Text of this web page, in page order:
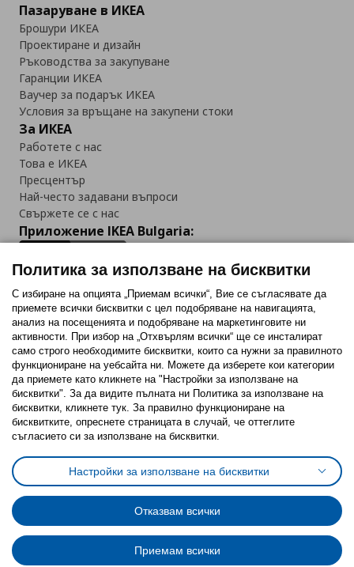
Пазаруване в ИКЕА
Брошури ИКЕА
Проектиране и дизайн
Ръководства за закупуване
Гаранции ИКЕА
Ваучер за подарък ИКЕА
Условия за връщане на закупени стоки
За ИКЕА
Работете с нас
Това е ИКЕА
Пресцентър
Най-често задавани въпроси
Свържете се с нас
Приложение IKEA Bulgaria:
Последвайте ни:
FacebookTwitterYoutubePinterestInstagram
Политика за използване на бисквитки (Cookies)
Избор на настройки за използване на бисквитки
Условия за ползване на ikea.bgОбща политика за личните данни
Политика за защита на личните данни на ikea.bg
Общи условия на програма IKEA Family
Политика за защита на лични данни на програма IKEA Family
Политика за използване на бисквитки
С избиране на опцията „Приемам всички“, Вие се съгласявате да
приемете всички бисквитки с цел подобряване на навигацията,
анализ на посещенията и подобряване на маркетинговите ни
активности. При избор на „Отхвърлям всички“ ще се инсталират
само строго необходимитe бисквитки, които са нужни за правилното
функциониране на уебсайта ни. Можете да изберете кои категории
да приемете като кликнете на "Настройки за използване на
бисквитки". За да видите пълната ни Политика за използване на
бисквитки, кликнете тук. За правилно функциониране на
бисквитките, опреснете страницата в случай, че оттеглите
съгласието си за използване на бисквитки.
Настройки за използване на бисквитки
Отказвам всички
Приемам всички